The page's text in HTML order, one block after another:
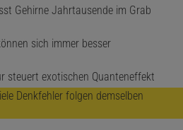
Gehirne Jahrtausende im Grab
sich immer besser
steuert exotischen Quanteneffekt
Denkfehler folgen demselben